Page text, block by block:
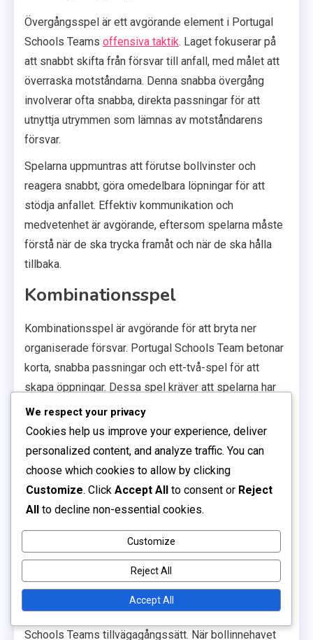
Övergångsspel är ett avgörande element i Portugal
Schools Teams offensiva taktik. Laget fokuserar på
att snabbt skifta från försvar till anfall, med målet att
överraska motståndarna. Denna snabba övergång
involverar ofta snabba, direkta passningar för att
utnyttja utrymmen som lämnas av motståndarens
försvar.
Spelarna uppmuntras att förutse bollvinster och
reagera snabbt, göra omedelbara löpningar för att
stödja anfallet. Effektiv kommunikation och
medvetenhet är avgörande, eftersom spelarna måste
förstå när de ska trycka framåt och när de ska hålla
tillbaka.
Kombinationsspel
Kombinationsspel är avgörande för att bryta ner
organiserade försvar. Portugal Schools Team betonar
korta, snabba passningar och ett-två-spel för att
skapa öppningar. Dessa spel kräver att spelarna har
en stark förståelse för varandras rörelser och
positionering.
Till exempel kan en mittfältare passa till en anfallare
och omedelbart göra en löpning in i utrymme, vilket
möjliggör en återpassning som kan leda till en
målchans. Att öva dessa kombinationer hjälper
spelarna att utveckla kemi och förbättrar den
övergripande offensiva flytande.
Kontringstaktik
Kontringstaktik är ett kännetecken för Portugal
Schools Teams tillvägagångssätt. När bollinnehavet
We respect your privacy
Cookies help us improve your experience, deliver
personalized content, and analyze traffic. You can
choose which cookies to allow by clicking
Customize. Click Accept All to consent or Reject
All to decline non-essential cookies.
Customize
Reject All
Accept All